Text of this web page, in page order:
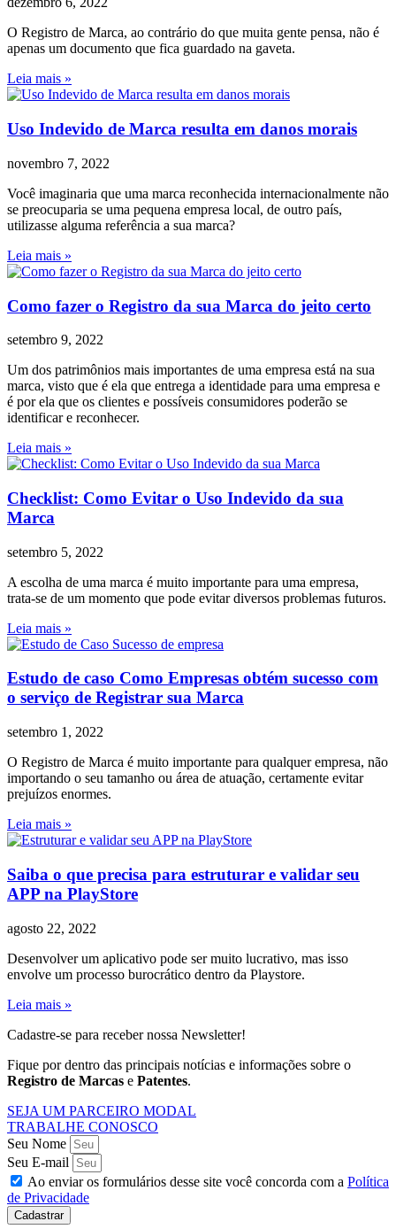
O Registro de Marca, ao contrário do que muita gente pensa, não é
apenas um documento que fica guardado na gaveta.
Leia mais »
Uso Indevido de Marca resulta em danos morais
novembro 7, 2022
Você imaginaria que uma marca reconhecida internacionalmente não
se preocuparia se uma pequena empresa local, de outro país,
utilizasse alguma referência a sua marca?
Leia mais »
Como fazer o Registro da sua Marca do jeito certo
setembro 9, 2022
Um dos patrimônios mais importantes de uma empresa está na sua
marca, visto que é ela que entrega a identidade para uma empresa e
é por ela que os clientes e possíveis consumidores poderão se
identificar e reconhecer.
Leia mais »
Checklist: Como Evitar o Uso Indevido da sua
Marca
setembro 5, 2022
A escolha de uma marca é muito importante para uma empresa,
trata-se de um momento que pode evitar diversos problemas futuros.
Leia mais »
Estudo de caso Como Empresas obtém sucesso com
o serviço de Registrar sua Marca
setembro 1, 2022
O Registro de Marca é muito importante para qualquer empresa, não
importando o seu tamanho ou área de atuação, certamente evitar
prejuízos enormes.
Leia mais »
Saiba o que precisa para estruturar e validar seu
APP na PlayStore
agosto 22, 2022
Desenvolver um aplicativo pode ser muito lucrativo, mas isso
envolve um processo burocrático dentro da Playstore.
Leia mais »
Cadastre-se para receber nossa Newsletter!
Fique por dentro das principais notícias e informações sobre o
Registro de Marcas e Patentes.
SEJA UM PARCEIRO MODAL
TRABALHE CONOSCO
Seu Nome
Seu E-mail
Ao enviar os formulários desse site você concorda com a Política
de Privacidade
Cadastrar